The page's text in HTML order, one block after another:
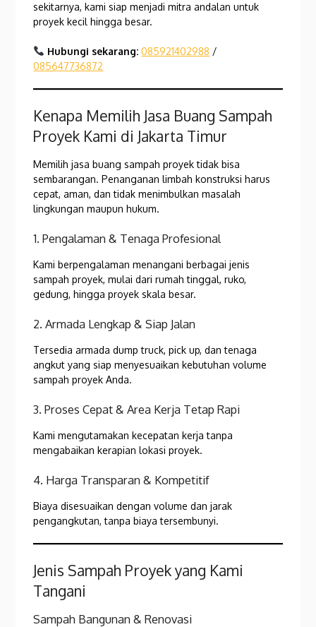
sekitarnya, kami siap menjadi mitra andalan untuk
proyek kecil hingga besar.
Hubungi sekarang: 085921402988 /
085647736872
Kenapa Memilih Jasa Buang Sampah
Proyek Kami di Jakarta Timur
Memilih jasa buang sampah proyek tidak bisa
sembarangan. Penanganan limbah konstruksi harus
cepat, aman, dan tidak menimbulkan masalah
lingkungan maupun hukum.
1. Pengalaman & Tenaga Profesional
Kami berpengalaman menangani berbagai jenis
sampah proyek, mulai dari rumah tinggal, ruko,
gedung, hingga proyek skala besar.
2. Armada Lengkap & Siap Jalan
Tersedia armada dump truck, pick up, dan tenaga
angkut yang siap menyesuaikan kebutuhan volume
sampah proyek Anda.
3. Proses Cepat & Area Kerja Tetap Rapi
Kami mengutamakan kecepatan kerja tanpa
mengabaikan kerapian lokasi proyek.
4. Harga Transparan & Kompetitif
Biaya disesuaikan dengan volume dan jarak
pengangkutan, tanpa biaya tersembunyi.
Jenis Sampah Proyek yang Kami
Tangani
Sampah Bangunan & Renovasi